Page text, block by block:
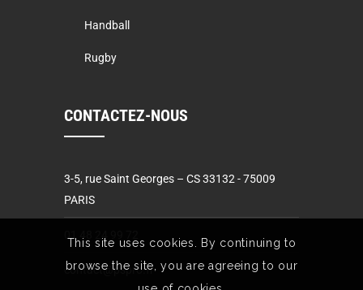
Handball
Rugby
CONTACTEZ-NOUS
3-5, rue Saint Georges – CS 33132 - 75009
PARIS
contact@pspro.fr
This site uses cookies. By continuing to
browse the site, you are agreeing to our